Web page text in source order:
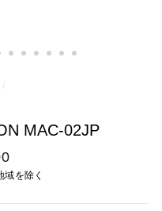
/
MAC-02JP
を除く